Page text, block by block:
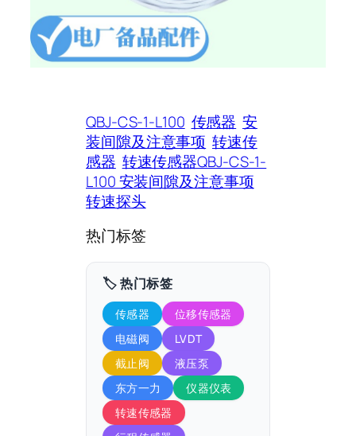
QBJ-CS-1-L100 传感器 安
装间隙及注意事项 转速传
感器 转速传感器QBJ-CS-1-
L100 安装间隙及注意事项
转速探头
热门标签
🏷️ 热门标签
传感器
位移传感器
电磁阀
LVDT
截止阀
液压泵
东方一力
仪器仪表
转速传感器